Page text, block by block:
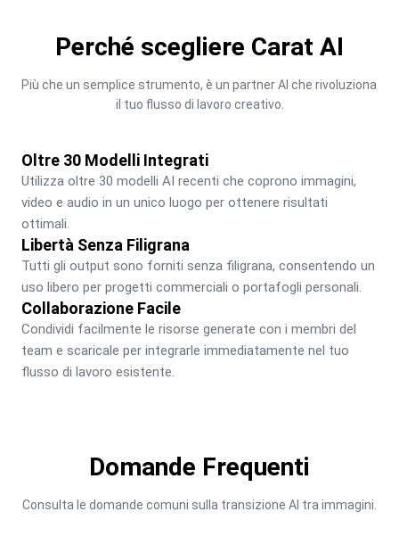
Perché scegliere Carat AI
Più che un semplice strumento, è un partner AI che rivoluziona
il tuo flusso di lavoro creativo.
Oltre 30 Modelli Integrati
Utilizza oltre 30 modelli AI recenti che coprono immagini,
video e audio in un unico luogo per ottenere risultati
ottimali.
Libertà Senza Filigrana
Tutti gli output sono forniti senza filigrana, consentendo un
uso libero per progetti commerciali o portafogli personali.
Collaborazione Facile
Condividi facilmente le risorse generate con i membri del
team e scaricale per integrarle immediatamente nel tuo
flusso di lavoro esistente.
Domande Frequenti
Consulta le domande comuni sulla transizione AI tra immagini.